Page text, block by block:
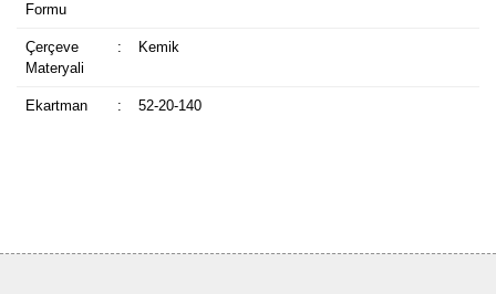
Formu
Çerçeve
Materyali
: Kemik
Ekartman : 52-20-140